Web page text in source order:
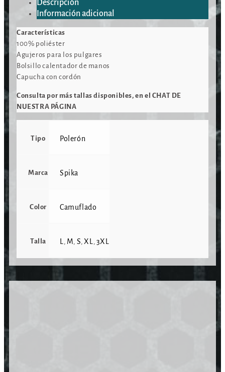
Descripción
Información adicional
Características
100% poliéster
Agujeros para los pulgares
Bolsillo calentador de manos
Capucha con cordón
Consulta por más tallas disponibles, en el CHAT DE
NUESTRA PÁGINA
Tipo Polerón
Marca Spika
Color Camuflado
Talla , M, S,XL , 3XL